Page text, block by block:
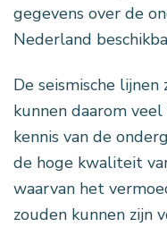
gegevens over de
Nederland
De seismische
kunnen daarom
kennis van de
de hoge kwaliteit
waarvan het
zouden kunnen zijn